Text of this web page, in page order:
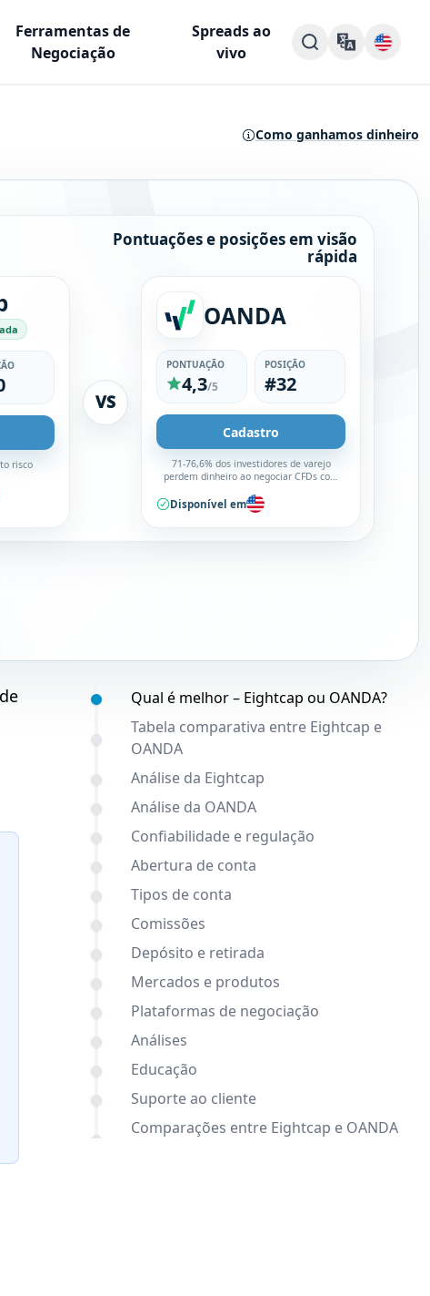
Ferramentas de
Negociação
Spreads ao
vivo
Como ganhamos dinheiro
Pontuações e posições em visão
rápida
risco
VS
OANDA
PONTUAÇÃO
4,3/5
POSIÇÃO
#32
Cadastro
71-76,6% dos investidores de varejo
perdem dinheiro ao negociar CFDs com
Disponível em
Conteúdo:
Qual é melhor – Eightcap ou OANDA?
Tabela comparativa entre Eightcap e
OANDA
Análise da Eightcap
Análise da OANDA
Confiabilidade e regulação
Abertura de conta
Tipos de conta
Comissões
Depósito e retirada
Mercados e produtos
Plataformas de negociação
Análises
Educação
Suporte ao cliente
Comparações entre Eightcap e OANDA